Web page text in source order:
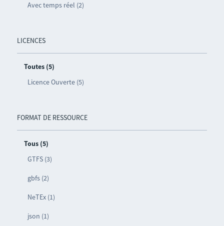
Avec temps réel (2)
LICENCES
Toutes (5)
Licence Ouverte (5)
FORMAT DE RESSOURCE
Tous (5)
GTFS (3)
gbfs (2)
NeTEx (1)
json (1)